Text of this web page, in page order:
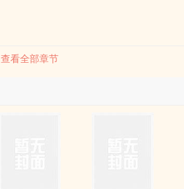
查看全部章节